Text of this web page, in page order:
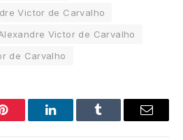
Victor de Carvalho
Victor de Carvalho
de Carvalho
Pinterest LinkedInTumblr Email